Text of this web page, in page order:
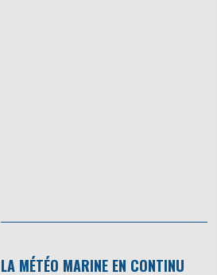
LA MÉTÉO MARINE EN CONTINU